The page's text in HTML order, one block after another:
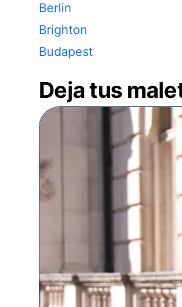
Berlin
Brighton
Budapest
Deja tus